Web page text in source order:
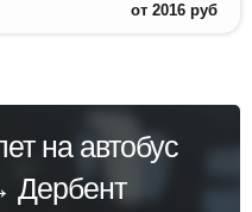
от 2016 руб
на автобус
Дербент